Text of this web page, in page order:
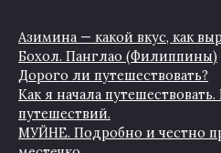
Азимина — какой вкус, как
Бохол. Панглао (Филиппины)
Дорого ли путешествовать?
Как я начала
путешествий.
МУЙНЕ. Подробно и честно